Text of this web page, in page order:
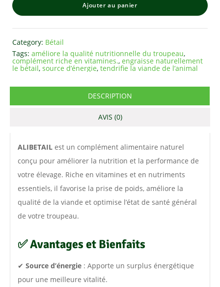
Ajouter au panier
Category: Bétail
Tags: améliore la qualité nutritionnelle du troupeau,
complément riche en vitamines., engraisse naturellement
le bétail, source d’énergie, tendrifie la viande de l’animal
DESCRIPTION
AVIS (0)
ALIBETAIL est un complément alimentaire naturel
conçu pour améliorer la nutrition et la performance de
votre élevage. Riche en vitamines et en nutriments
essentiels, il favorise la prise de poids, améliore la
qualité de la viande et optimise l’état de santé général
de votre troupeau.
✅Avantages et Bienfaits
✔ Source d’énergie : Apporte un surplus énergétique
pour une meilleure vitalité.